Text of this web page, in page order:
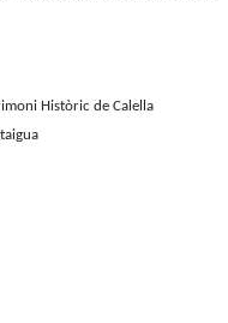
Històric de Calella